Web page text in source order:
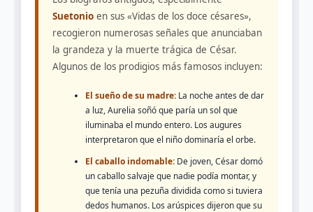
Suetonio en sus «Vidas de los doce césares»,
recogieron numerosas señales que anunciaban
la grandeza y la muerte trágica de César.
Algunos de los prodigios más famosos incluyen:
El sueño de su madre: La noche antes de dar
a luz, Aurelia soñó que paría un sol que
iluminaba el mundo entero. Los augures
interpretaron que el niño dominaría el orbe.
El caballo indomable: De joven, César domó
un caballo salvaje que nadie podía montar, y
que tenía una pezuña dividida como si tuviera
dedos humanos. Los arúspices dijeron que su